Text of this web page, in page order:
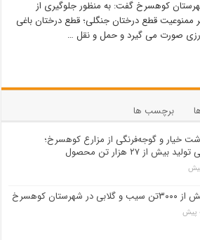
کوهسرخ گفت: به منظور جلوگیری از
ممنوعیت قطع درختان جنگلی؛ قطع درختان باغی
صورت می گیرد و حمل و نقل …
برچسب ها
خیار و گوجه‌فرنگی از مزارع کوهسرخ؛
بیش از ۲۷ هزار تن محصول
شهرستان کوهسرخ